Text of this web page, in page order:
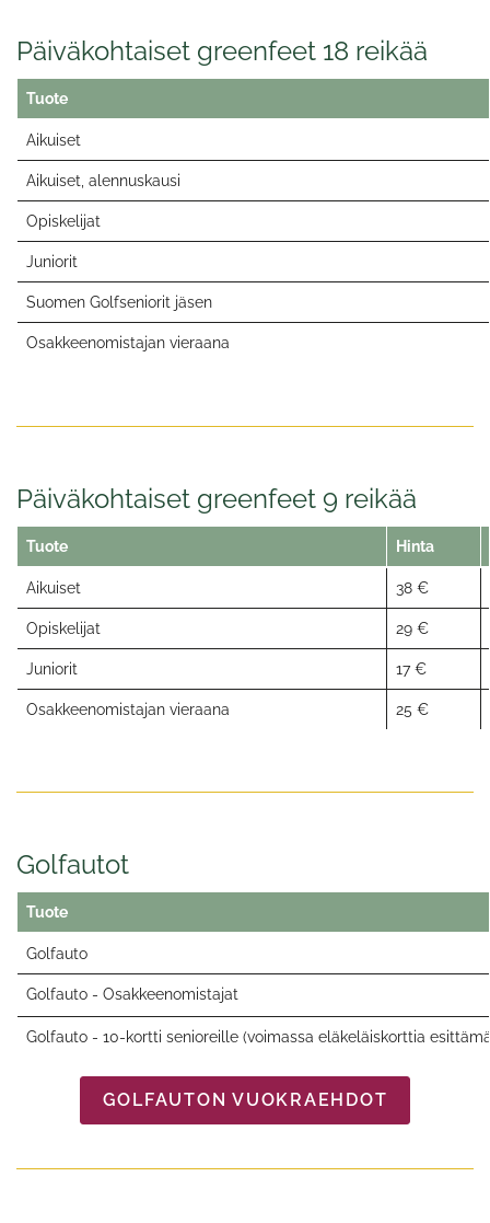
Päiväkohtaiset greenfeet 18 reikää
Tuote
Aikuiset
Aikuiset, alennuskausi
Opiskelijat
Juniorit
Suomen Golfseniorit jäsen
Osakkeenomistajan vieraana
Päiväkohtaiset greenfeet 9 reikää
Tuote Hinta
Aikuiset 38 €
Opiskelijat 29 €
Juniorit 17 €
Osakkeenomistajan vieraana 25 €
Golfautot
Tuote
Golfauto
Golfauto - Osakkeenomistajat
Golfauto - 10-kortti senioreille (voimassa eläkeläiskorttia
GOLFAUTON VUOKRAEHDOT